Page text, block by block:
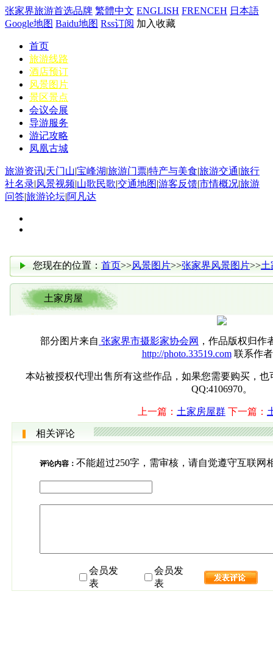
张家界旅游首选品牌 繁體中文 ENGLISH FRENCEH 日本語
Google地图 Baidu地图 Rss订阅 加入收藏
首页
旅游线路
酒店预订
风景图片
景区景点
会议会展
导游服务
游记攻略
凤凰古城
旅游资讯|天门山|宝峰湖|旅游门票|特产与美食|旅游交通|旅行
社名录|风景视频|山歌民歌|交通地图|游客反馈|市情概况|旅游
问答|旅游论坛|阿凡达
您现在的位置： 首页>>风景图片>>张家界风景图片>>土
土家房屋
部分图片来自 张家界市摄影家协会网 ，作品版权归作
http://photo.33519.com联系作
本站被授权代理出售所有这些作品，如果您需要购买，也
QQ:4106970。
上一篇： 土家房屋群 下一篇：
相关评论
评论内容： 不能超过250字，需审核，请自觉遵守互联网
会员发
表
会员发
表